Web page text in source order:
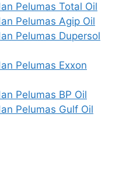
Pelumas Total Oil
Pelumas Agip Oil
Pelumas Dupersol
Pelumas Exxon
Pelumas BP Oil
Pelumas Gulf Oil